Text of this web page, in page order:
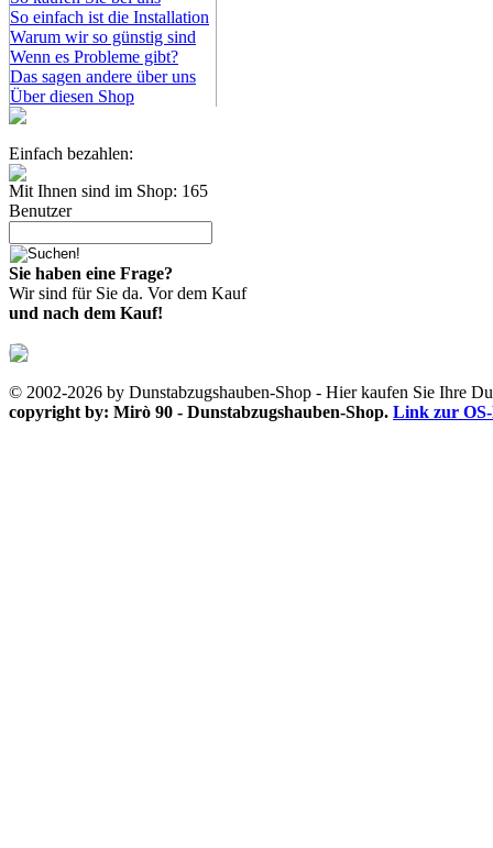
So einfach ist die Installation
Warum wir so günstig sind
Wenn es Probleme gibt?
Das sagen andere über uns
Über diesen Shop
Einfach bezahlen:
Mit Ihnen sind im Shop: 165
Benutzer
Sie haben eine Frage?
Wir sind für Sie da. Vor dem Kauf
und nach dem Kauf!
© 2002-2026 by Dunstabzugshauben-Shop - Hier kaufen Sie Ihre
copyright by: Mirò 90 - Dunstabzugshauben-Shop. Link zur